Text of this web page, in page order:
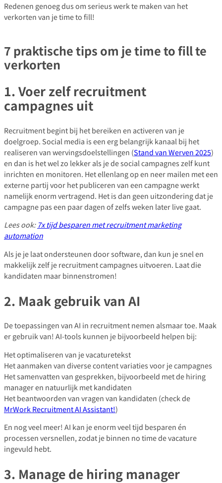
Redenen genoeg dus om serieus werk te maken van het
verkorten van je time to fill!
7 praktische tips om je time to fill te
verkorten
1. Voer zelf recruitment
campagnes uit
Recruitment begint bij het bereiken en activeren van je
doelgroep. Social media is een erg belangrijk kanaal bij het
realiseren van wervingsdoelstellingen (Stand van Werven 2025)
en dan is het wel zo lekker als je de social campagnes zelf kunt
inrichten en monitoren. Het ellenlang op en neer mailen met een
externe partij voor het publiceren van een campagne werkt
namelijk enorm vertragend. Het is dan geen uitzondering dat je
campagne pas een paar dagen of zelfs weken later live gaat.
Lees ook: 7x tijd besparen met recruitment marketing
automation
Als je je laat ondersteunen door software, dan kun je snel en
makkelijk zelf je recruitment campagnes uitvoeren. Laat die
kandidaten maar binnenstromen!
2. Maak gebruik van AI
De toepassingen van AI in recruitment nemen alsmaar toe. Maak
er gebruik van! AI-tools kunnen je bijvoorbeeld helpen bij:
Het optimaliseren van je vacaturetekst
Het aanmaken van diverse content variaties voor je campagnes
Het samenvatten van gesprekken, bijvoorbeeld met de hiring
manager en natuurlijk met kandidaten
Het beantwoorden van vragen van kandidaten (check de
MrWork Recruitment AI Assistant!)
En nog veel meer! AI kan je enorm veel tijd besparen én
processen versnellen, zodat je binnen no time de vacature
ingevuld hebt.
3. Manage de hiring manager